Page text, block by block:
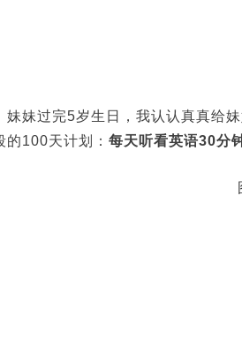
妹妹过完5岁生日，我认认真真给
100天计划： 每天听看英语30分